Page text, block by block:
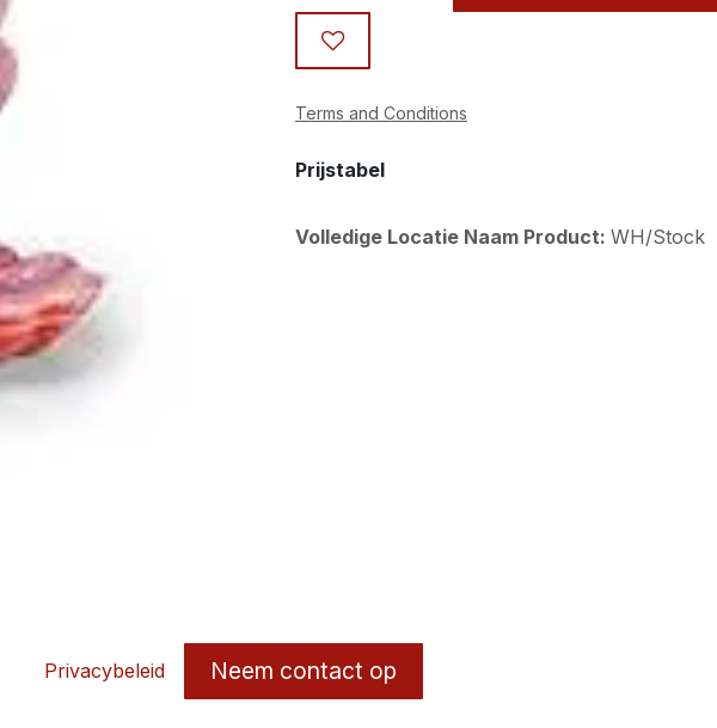
Terms and Conditions
Prijstabel
Volledige Locatie Naam Product: WH/Stock
Privacybeleid Neem contact op